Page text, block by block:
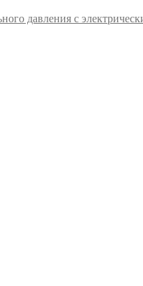
давления с